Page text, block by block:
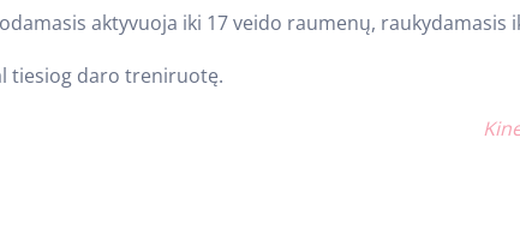
aktyvuoja iki 17 veido raumenų, raukydamasis
tiesiog daro treniruotę.